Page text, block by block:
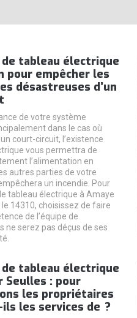
tableau électrique
pour empêcher les
désastreuses d’un
de votre système
dans le cas où
court-circuit, l’existence
vous permettra de
l’alimentation en
autres parties de votre
un incendie. Pour
tableau électrique à Amaye
14310, choisissez de faire
de l’équipe de
ne serez pas déçus de ses
tableau électrique
Seulles : pour
les propriétaires
les services de ?